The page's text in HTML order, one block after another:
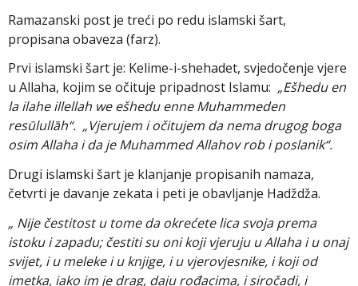
Ramazanski post je treći po redu islamski šart,
propisana obaveza (farz).
Prvi islamski šart je: Kelime-i-shehadet, svjedočenje vjere
u Allaha, kojim se očituje pripadnost Islamu: „Ešhedu en
la ilahe illellah we ešhedu enne Muhammeden
resūlullāh“. „Vjerujem i očitujem da nema drugog boga
osim Allaha i da je Muhammed Allahov rob i poslanik“.
Drugi islamski šart je klanjanje propisanih namaza,
četvrti je davanje zekata i peti je obavljanje Hadždža.
„ Nije čestitost u tome da okrećete lica svoja prema
istoku i zapadu; čestiti su oni koji vjeruju u Allaha i u onaj
svijet, i u meleke i u knjige, i u vjerovjesnike, i koji od
imetka, iako im je drag, daju rođacima, i siročadi, i